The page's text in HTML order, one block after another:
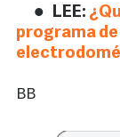
LEE:
programa de
BB